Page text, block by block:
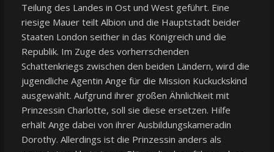
Teilung des Landes in Ost und West geführt. Eine
riesige Mauer teilt Albion und die Hauptstadt beider
Staaten London seither in das Königreich und die
Republik. Im Zuge des vorherrschenden
Schattenkriegs zwischen den beiden Ländern, wird die
jugendliche Agentin Ange für die Mission Kuckuckskind
ausgewählt. Aufgrund ihrer großen Ähnlichkeit mit
Prinzessin Charlotte, soll sie diese ersetzen. Hilfe
erhält Ange dabei von ihrer Ausbildungskameradin
Dorothy. Allerdings ist die Prinzessin anders als